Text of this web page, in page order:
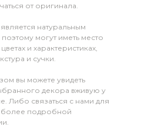
от оригинала.
натуральным
могут иметь место
и характеристиках,
и сучки.
вы можете увидеть
декора вживую у
Либо связаться с нами для
более подробной